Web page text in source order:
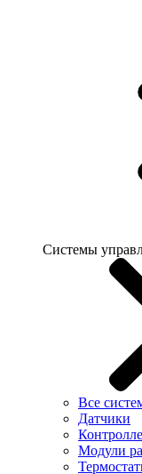
Системы
Все
Датчики
Модули